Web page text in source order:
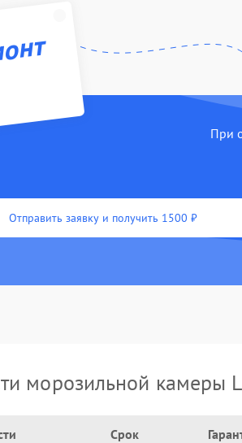
При
Отправить заявку и получить 1500 ₽
морозильной камеры
Срок